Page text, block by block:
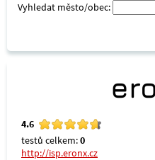
Vyhledat město/obec:
4.6
testů celkem:0
http://isp.eronx.cz